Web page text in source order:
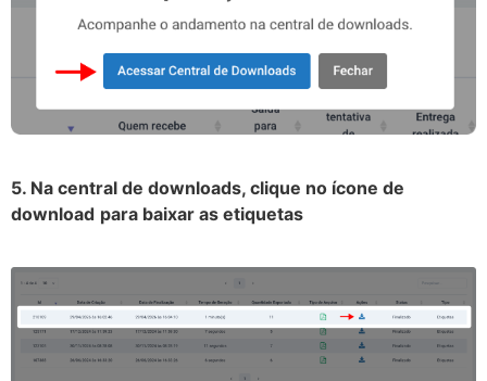
5. Na central de downloads, clique no ícone de
download para baixar as etiquetas